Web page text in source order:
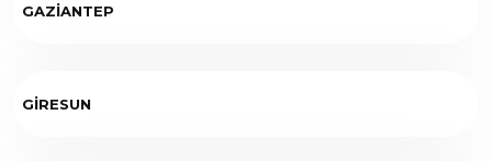
GAZİANTEP
GİRESUN